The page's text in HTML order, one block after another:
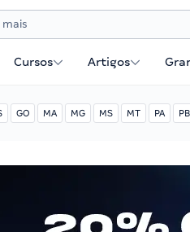
Cursos Artigos
GO MA MG MS MT PA PB